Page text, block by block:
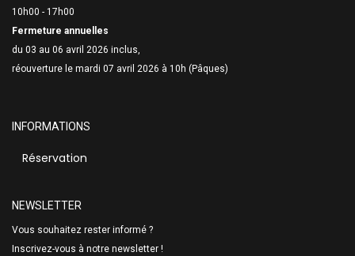
10h00 - 17h00
Fermeture annuelles
du 03 au 06 avril 2026 inclus,
réouverture le mardi 07 avril 2026 à 10h (Pâques)
INFORMATIONS
Réservation
NEWSLETTER
Vous souhaitez rester informé ?
Inscrivez-vous à notre newsletter !